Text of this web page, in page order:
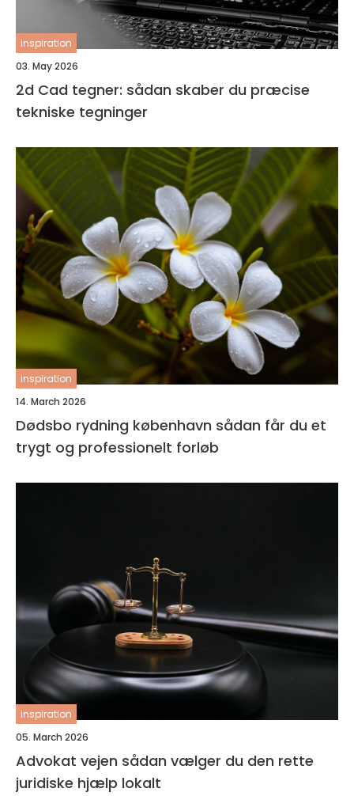
inspiration
03. May 2026
2d Cad tegner: sådan skaber du præcise
tekniske tegninger
inspiration
14. March 2026
Dødsbo rydning københavn sådan får du et
trygt og professionelt forløb
inspiration
05. March 2026
Advokat vejen sådan vælger du den rette
juridiske hjælp lokalt